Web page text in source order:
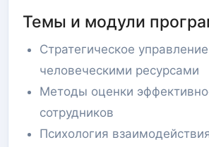
Темы и модули
Стратегическое управление
человеческими ресурсами
Методы оценки
сотрудников
Психология